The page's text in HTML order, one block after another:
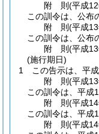
附 則(平成
この訓令は、公布
附 則(平成
この訓令は、公布
附 則(平成
(施行期日)
1
この告示は、平
附 則(平成
この訓令は、平成
附 則(平成
この訓令は、平成
附 則(平成